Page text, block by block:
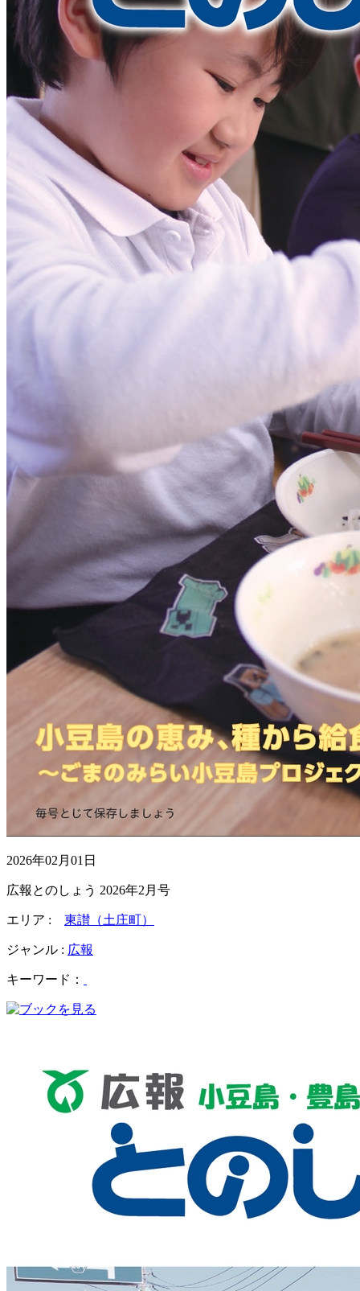
2026年02月01日
広報とのしょう 2026年2月号
エリア : 東讃（土庄町）
ジャンル : 広報
キーワード：